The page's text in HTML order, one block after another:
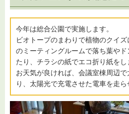
今年は総合公園で実施します。
ビオトープのまわりで植物のクイ
のミーティングルームで落ち葉や
たり、チラシの紙でエコ折り紙をし
お天気が良ければ、会議室棟周辺
り、太陽光で充電させた電車を走ら